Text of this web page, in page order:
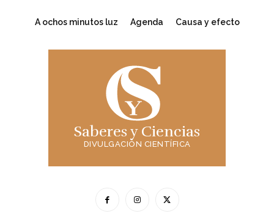
A ochos minutos luz Agenda Causa y efecto
Saberes y Ciencias
DIVULGACIÓN CIENTÍFICA